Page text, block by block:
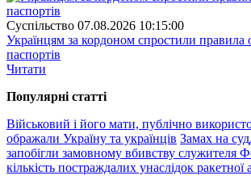
Суспiльство 07.08.2026 10:15:00
Українцям за кордоном спростили правила
паспортів
Читати
Популярнi статтi
Військовий і його мати, публічно
ображали Україну та українців Замах на
запобігли замовному вбивству служителя
кількість постраждалих унаслідок ракетної